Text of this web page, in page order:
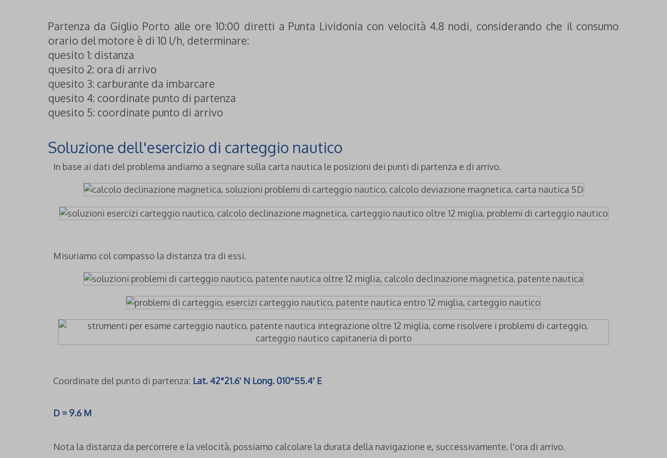
Partenza da Giglio Porto alle ore 10:00 diretti a Punta Lividonia con velocità 4.8 nodi, considerando che il consumo
orario del motore è di 10 l/h, determinare:
quesito 1: distanza
quesito 2: ora di arrivo
quesito 3: carburante da imbarcare
quesito 4: coordinate punto di partenza
quesito 5: coordinate punto di arrivo
Soluzione dell'esercizio di carteggio nautico
In base ai dati del problema andiamo a segnare sulla carta nautica le posizioni dei punti di partenza e di arrivo.
Misuriamo col compasso la distanza tra di essi.
Coordinate del punto di partenza: Lat. 42°21.6' N Long. 010°55.4' E
D = 9.6 M
Nota la distanza da percorrere e la velocità, possiamo calcolare la durata della navigazione e, successivamente, l'ora di arrivo.